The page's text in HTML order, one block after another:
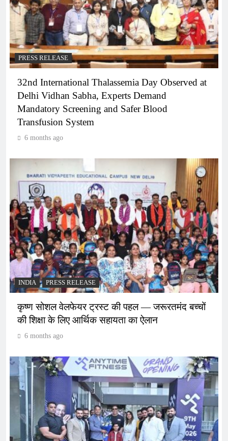
PRESS RELEASE
32nd International Thalassemia Day Observed at
Delhi Vidhan Sabha, Experts Demand
Mandatory Screening and Safer Blood
Transfusion System
6 months ago
INDIA PRESS RELEASE
कृष्ण सोशल वेलफेयर ट्रस्ट की पहल — जरूरतमंद बच्चों
की शिक्षा के लिए आर्थिक सहायता का ऐलान
6 months ago